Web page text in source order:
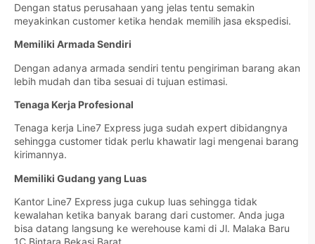
Dengan status perusahaan yang jelas tentu semakin
meyakinkan customer ketika hendak memilih jasa ekspedisi.
Memiliki Armada Sendiri
Dengan adanya armada sendiri tentu pengiriman barang akan
lebih mudah dan tiba sesuai di tujuan estimasi.
Tenaga Kerja Profesional
Tenaga kerja Line7 Express juga sudah expert dibidangnya
sehingga customer tidak perlu khawatir lagi mengenai barang
kirimannya.
Memiliki Gudang yang Luas
Kantor Line7 Express juga cukup luas sehingga tidak
kewalahan ketika banyak barang dari customer. Anda juga
bisa datang langsung ke werehouse kami di Jl. Malaka Baru